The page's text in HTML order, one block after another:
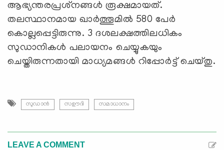
ആഭ്യന്തരപ്രശ്‌നങ്ങള്‍ രൂക്ഷമായത്.
തലസ്ഥാനമായ ഖാര്‍ത്തൂമില്‍ 580 പേര്‍
കൊല്ലപ്പെട്ടിരുന്നു. 3 ദശലക്ഷത്തിലധികം
സുഡാനികള്‍ പലായനം ചെയ്യുകയും
ചെയ്തിരുന്നതായി മാധ്യമങ്ങള്‍ റിപ്പോര്‍ട്ട് ചെയ്തു.
സുഡാന്‍ സഊദി സമാധാനം
LEAVE A COMMENT